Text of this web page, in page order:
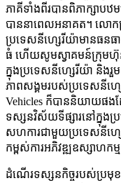
ភាគីទាំងពីរបានពិភាក្សាប
បាននាពេលអនាគត។ លោក
ប្រទេសនីហ្សេរីយ៉ាមានធនធ
ធំ ហើយសូមស្វាគមន៍ក្រុមហ៊ុន
ក្នុងប្រទេសនីហ្សេរីយ៉ា និងរួម
ភាពសង្គមរបស់ប្រទេសនីហ្
Vehicles ក៏បាននិយាយផង
ទស្សនវិស័យទីផ្សារនៅក្នុងប្
សហការជាមួយប្រទេសនីហ្សេ
កម្ពស់ការអភិវឌ្ឍឧស្សាហក
ដំណើរទស្សនកិច្ចរបស់ប្រមុខ